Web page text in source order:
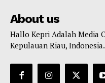
About us
Hallo Kepri Adalah Media
Kepulauan Riau, Indonesia.